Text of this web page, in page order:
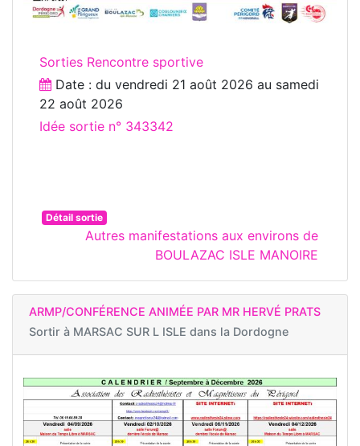
Sorties Rencontre sportive
Date : du vendredi 21 août 2026 au samedi
22 août 2026
Idée sortie n° 343342
Détail sortie
Autres manifestations aux environs de
BOULAZAC ISLE MANOIRE
ARMP/CONFÉRENCE ANIMÉE PAR MR HERVÉ PRATS
Sortir à MARSAC SUR L ISLE dans la Dordogne